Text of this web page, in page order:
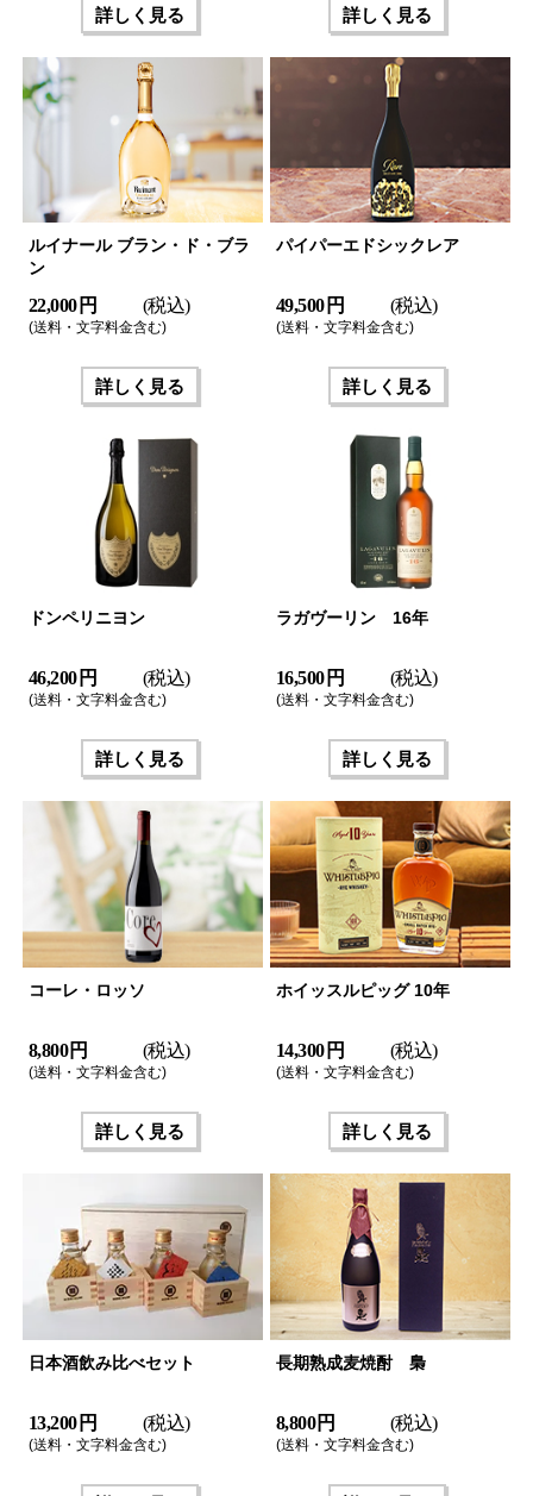
詳しく見る 詳しく見る
ルイナール ブラン・ド・ブラ
ン
22,000 円 (税込)
(送料・文字料金含む)
詳しく見る
パイパーエドシックレア
49,500 円 (税込)
(送料・文字料金含む)
詳しく見る
ドンペリニヨン
46,200 円 (税込)
(送料・文字料金含む)
詳しく見る
ラガヴーリン 16年
16,500 円 (税込)
(送料・文字料金含む)
詳しく見る
コーレ・ロッソ
8,800 円 (税込)
(送料・文字料金含む)
詳しく見る
ホイッスルピッグ 10年
14,300 円 (税込)
(送料・文字料金含む)
詳しく見る
日本酒飲み比べセット
13,200 円 (税込)
(送料・文字料金含む)
長期熟成麦焼酎 梟
8,800 円 (税込)
(送料・文字料金含む)